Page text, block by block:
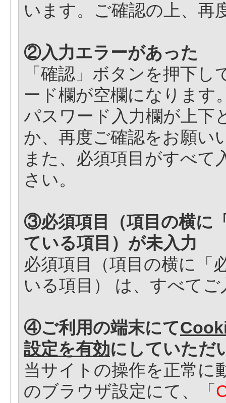
います。ご確認の上、再
②入力エラーがあった
「確認」ボタンを押下
ード欄が空欄になります
パスワード入力欄が上下
か、再度ご確認をお願い
また、必須項目がすべて
さい。
③必須項目（項目の横に
ている項目）が未入力
必須項目（項目の横に「
いる項目） は、すべて
④ご利用の端末にて
設定を有効にしていただ
当サイトの操作を正常に
のブラウザ設定にて、「